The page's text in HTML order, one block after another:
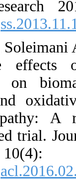
of
[
16.
Asemi
diabetic
placebo-
[